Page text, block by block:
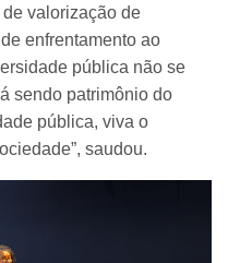
valorização de
enfrentamento ao
pública não se
sendo patrimônio do
pública, viva o
saudou.